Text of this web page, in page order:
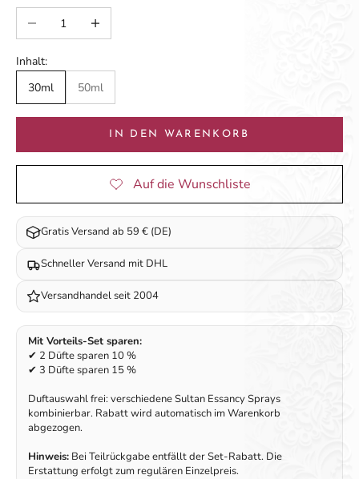
Anzahl verringernAnzahl erhöhen
Inhalt:
30ml
50ml
IN DEN WARENKORB
Gratis Versand ab 59 € (DE)
Schneller Versand mit DHL
Versandhandel seit 2004
Mit Vorteils-Set sparen:
✔ 2 Düfte sparen 10 %
✔ 3 Düfte sparen 15 %
Duftauswahl frei: verschiedene Sultan Essancy Sprays
kombinierbar. Rabatt wird automatisch im Warenkorb
abgezogen.
Hinweis: Bei Teilrückgabe entfällt der Set-Rabatt. Die
Erstattung erfolgt zum regulären Einzelpreis.